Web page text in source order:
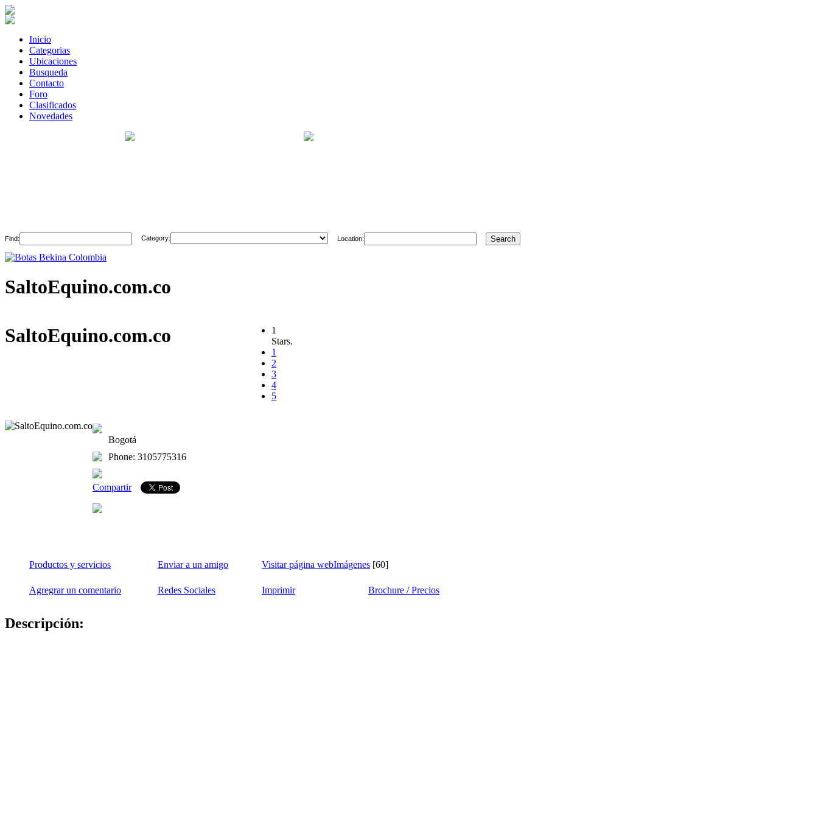
Inicio
Categorias
Ubicaciones
Busqueda
Contacto
Foro
Clasificados
Novedades
Find: Category: Location:
SaltoEquino.com.co
SaltoEquino.com.co
1
Stars.
1
2
3
4
5
Bogotá
Phone: 3105775316
Compartir
Productos y servicios Enviar a un amigo Visitar página webImágenes [60]
Agregrar un comentario Redes Sociales Imprimir Brochure / Precios
Descripción: